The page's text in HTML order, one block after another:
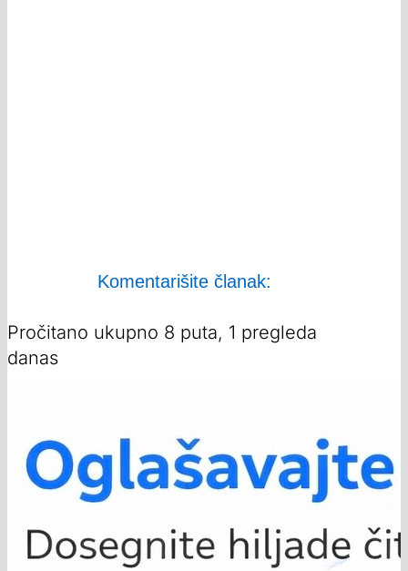
Komentarišite članak:
Pročitano ukupno 8 puta, 1 pregleda
danas